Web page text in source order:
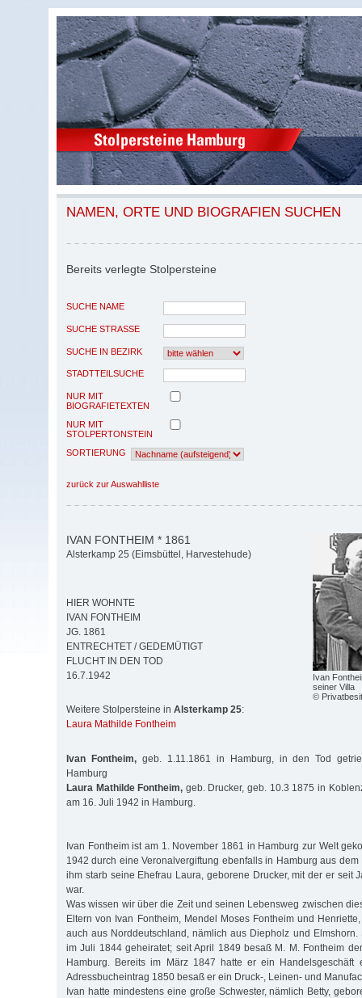
NAMEN, ORTE UND BIOGRAFIEN SUCHEN
Bereits verlegte Stolpersteine
SUCHE NAME
SUCHE STRASSE
SUCHE IN BEZIRK
STADTTEILSUCHE
NUR MIT
BIOGRAFIETEXTEN
NUR MIT
STOLPERTONSTEIN
SORTIERUNG
zurück zur Auswahlliste
Ivan
seiner Villa
©
IVAN FONTHEIM * 1861
Alsterkamp 25 (Eimsbüttel, Harvestehude)
HIER WOHNTE
IVAN FONTHEIM
JG. 1861
ENTRECHTET / GEDEMÜTIGT
FLUCHT IN DEN TOD
16.7.1942
Weitere Stolpersteine in Alsterkamp 25:
Laura Mathilde Fontheim
Ivan Fontheim,geb. 1.11.1861 in Hamburg, in den Tod
Hamburg
Laura Mathilde Fontheim, geb. Drucker, geb. 10.3 1875 in
am 16. Juli 1942 in Hamburg.
Ivan Fontheim ist am 1. November 1861 in Hamburg zur Welt
1942 durch eine Veronalvergiftung ebenfalls in Hamburg aus
ihm starb seine Ehefrau Laura, geborene Drucker, mit der er seit
war.
Was wissen wir über die Zeit und seinen Lebensweg zwischen
Eltern von Ivan Fontheim, Mendel Moses Fontheim und
auch aus Norddeutschland, nämlich aus Diepholz und
im Juli 1844 geheiratet; seit April 1849 besaß M. M. Fontheim
Hamburg. Bereits im März 1847 hatte er ein Handelsgeschäft
Adressbucheintrag 1850 besaß er ein Druck-, Leinen- und
Ivan hatte mindestens eine große Schwester, nämlich Betty,